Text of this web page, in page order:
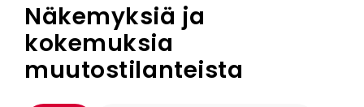
Näkemyksiä ja
kokemuksia
muutostilanteista